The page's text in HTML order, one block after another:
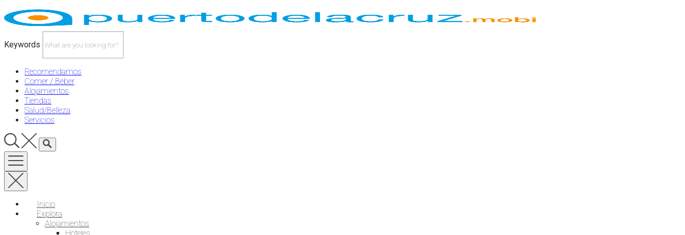
Skip
to
content
Keywords
Recomendamos
Comer / Beber
Alojamientos
Tiendas
Salud/Belleza
Servicios
Inicio
Explora
Alojamientos